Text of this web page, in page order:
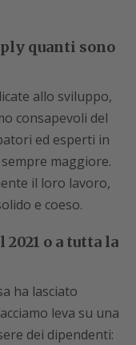
quanti sono
allo sviluppo,
consapevoli del
ed esperti in
maggiore.
il loro lavoro,
e coeso.
o a tutta la
ha lasciato
leva su una
dei dipendenti: